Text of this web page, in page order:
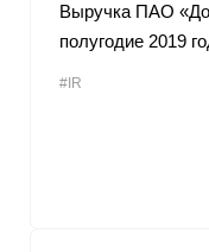
Выручка ПАО
полугодие 2019
#IR